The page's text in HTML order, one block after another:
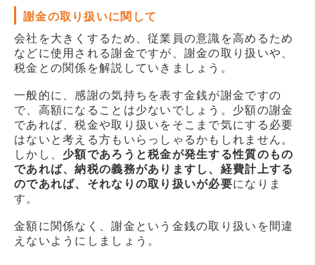
謝金の取り扱いに関して
会社を大きくするため、従業員の意識を高めるため
などに使用される謝金ですが、謝金の取り扱いや、
税金との関係を解説していきましょう。
一般的に、感謝の気持ちを表す金銭が謝金ですの
で、高額になることは少ないでしょう。少額の謝金
であれば、税金や取り扱いをそこまで気にする必要
はないと考える方もいらっしゃるかもしれません。
しかし、 少額であろうと税金が発生する性質のもの
であれば、納税の義務がありますし、経費計上する
のであれば、それなりの取り扱いが必要になりま
す。
金額に関係なく、謝金という金銭の取り扱いを間違
えないようにしましょう。